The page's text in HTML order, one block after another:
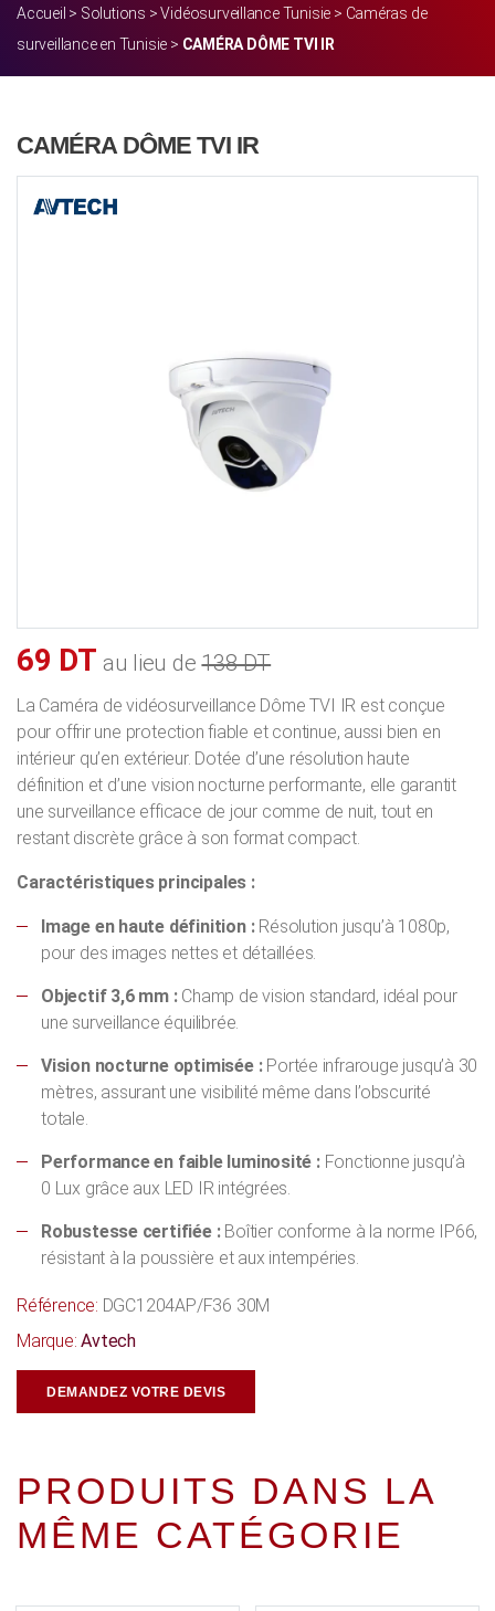
Accueil > Solutions >Vidéosurveillance Tunisie > Caméras de
surveillance en Tunisie > CAMÉRA DÔME TVI IR
CAMÉRA DÔME TVI IR
69 DT au lieu de138 DT
La Caméra de vidéosurveillance Dôme TVI IR est conçue
pour offrir une protection fiable et continue, aussi bien en
intérieur qu’en extérieur. Dotée d’une résolution haute
définition et d’une vision nocturne performante, elle garantit
une surveillance efficace de jour comme de nuit, tout en
restant discrète grâce à son format compact.
Caractéristiques principales :
Image en haute définition :Résolution jusqu’à 1080p,
pour des images nettes et détaillées.
Objectif 3,6 mm :Champ de vision standard, idéal pour
une surveillance équilibrée.
Vision nocturne optimisée :Portée infrarouge jusqu’à 30
mètres, assurant une visibilité même dans l’obscurité
totale.
Performance en faible luminosité :Fonctionne jusqu’à
0 Lux grâce aux LED IR intégrées.
Robustesse certifiée :Boîtier conforme à la norme IP66,
résistant à la poussière et aux intempéries.
Référence: DGC1204AP/F36 30M
Marque:Avtech
DEMANDEZ VOTRE DEVIS
PRODUITS DANS LA
MÊME CATÉGORIE